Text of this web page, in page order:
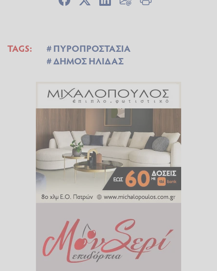
TAGS:
ΠΥΡΟΠΡΟΣΤΑΣΙΑ
ΔΗΜΟΣ ΗΛΙΔΑΣ